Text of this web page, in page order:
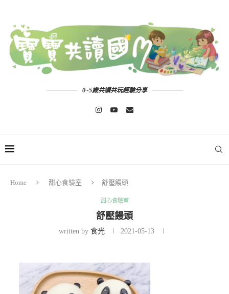
0~5歲共讀共玩經驗分享
Home 甜心食驗室 舒壓饅頭
甜心食驗室
舒壓饅頭
written by 食光 2021-05-13